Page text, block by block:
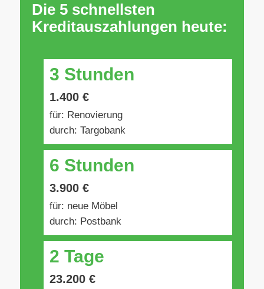
Die 5 schnellsten
Kreditauszahlungen heute:
3 Stunden
1.400 €
für: Renovierung
durch: Targobank
6 Stunden
3.900 €
für: neue Möbel
durch: Postbank
2 Tage
23.200 €